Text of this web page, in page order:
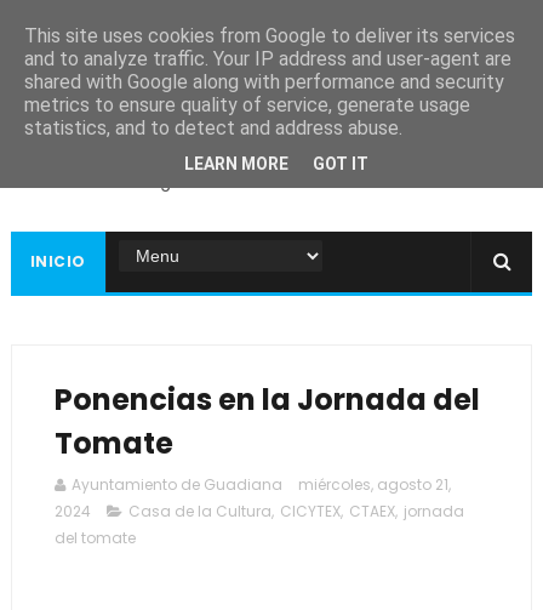
Ayuntamiento de
Guadiana
INICIO
Ponencias en la Jornada del
Tomate
Ayuntamiento de Guadiana
miércoles, agosto 21,
2024
Casa de la Cultura, CICYTEX, CTAEX, jornada
del tomate
This site uses cookies from Google to deliver its services
and to analyze traffic. Your IP address and user-agent are
shared with Google along with performance and security
metrics to ensure quality of service, generate usage
statistics, and to detect and address abuse.
LEARN MORE GOT IT